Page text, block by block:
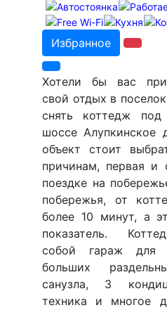
Избранное
Хотели бы вас
свой отдых в
снять коттедж
шоссе
объект стоит
причинам, первая и
поездке на
побережья, от
более 10 минут, а
показатель.
собой гараж для
больших
санузла, 3
техника и многое